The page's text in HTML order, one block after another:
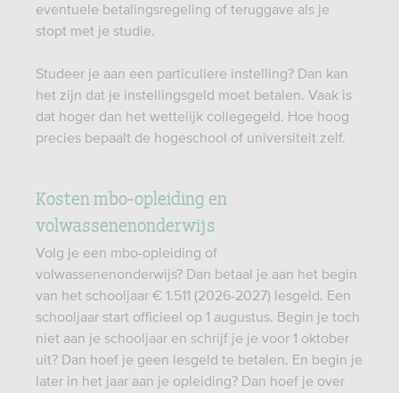
eventuele betalingsregeling of teruggave als je
stopt met je studie.
Studeer je aan een particuliere instelling? Dan kan
het zijn dat je instellingsgeld moet betalen. Vaak is
dat hoger dan het wettelijk collegegeld. Hoe hoog
precies bepaalt de hogeschool of universiteit zelf.
Kosten mbo-opleiding en
volwassenenonderwijs
Volg je een mbo-opleiding of
volwassenenonderwijs? Dan betaal je aan het begin
van het schooljaar € 1.511 (2026-2027) lesgeld. Een
schooljaar start officieel op 1 augustus. Begin je toch
niet aan je schooljaar en schrijf je je voor 1 oktober
uit? Dan hoef je geen lesgeld te betalen. En begin je
later in het jaar aan je opleiding? Dan hoef je over